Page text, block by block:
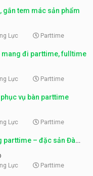
gắn tem mác sản phẩm
Lực Parttime
mang đi parttime, fulltime
Lực Parttime
vụ bàn parttime
Lực Parttime
parttime – đặc sản Đà
Lực Parttime